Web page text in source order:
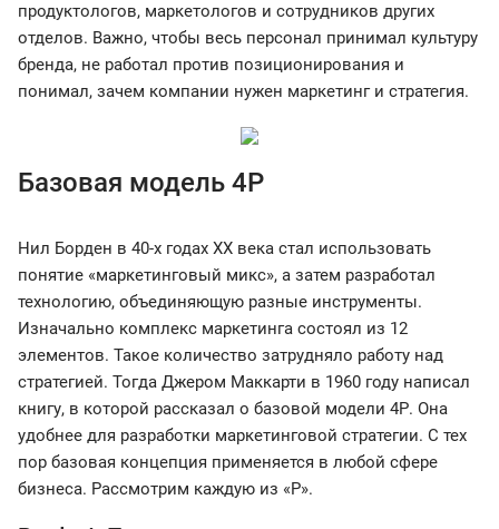
продуктологов, маркетологов и сотрудников других
отделов. Важно, чтобы весь персонал принимал культуру
бренда, не работал против позиционирования и
понимал, зачем компании нужен маркетинг и стратегия.
Базовая модель 4Р
Нил Борден в 40-х годах XX века стал использовать
понятие «маркетинговый микс», а затем разработал
технологию, объединяющую разные инструменты.
Изначально комплекс маркетинга состоял из 12
элементов. Такое количество затрудняло работу над
стратегией. Тогда Джером Маккарти в 1960 году написал
книгу, в которой рассказал о базовой модели 4Р. Она
удобнее для разработки маркетинговой стратегии. С тех
пор базовая концепция применяется в любой сфере
бизнеса. Рассмотрим каждую из «P».